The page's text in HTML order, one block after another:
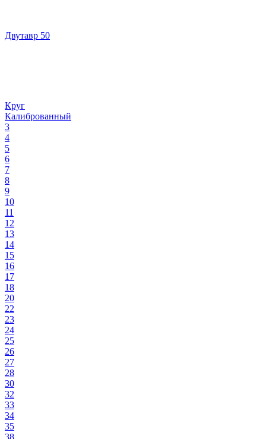
Двутавр 50
Круг
Калиброванный
3
4
5
6
7
8
9
10
11
12
13
14
15
16
17
18
20
22
23
24
25
26
27
28
30
32
33
34
35
38